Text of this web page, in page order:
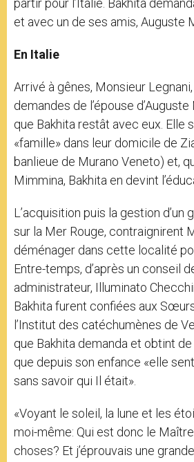
partir pour l’Italie. Bakhita
et avec un de ses amis, Auguste
En Italie
Arrivé à gênes, Monsieur
demandes de l’épouse
que Bakhita restât avec eux. Elle
«famille» dans leur domicile de
banlieue de Murano Veneto) et,
Mimmina, Bakhita en devint
L’acquisition puis la gestion d’un
sur la Mer Rouge, contraignirent
déménager dans cette localité
Entre-temps, d’après un conseil
administrateur, Illuminato
Bakhita furent confiées aux
l’Institut des catéchumènes de
que Bakhita demanda et obtint
que depuis son enfance «elle
sans savoir qui Il était».
«Voyant le soleil, la lune et les
moi-même: Qui est donc le
choses? Et j’éprouvais une